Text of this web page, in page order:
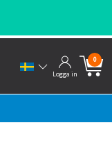
Logga in
0